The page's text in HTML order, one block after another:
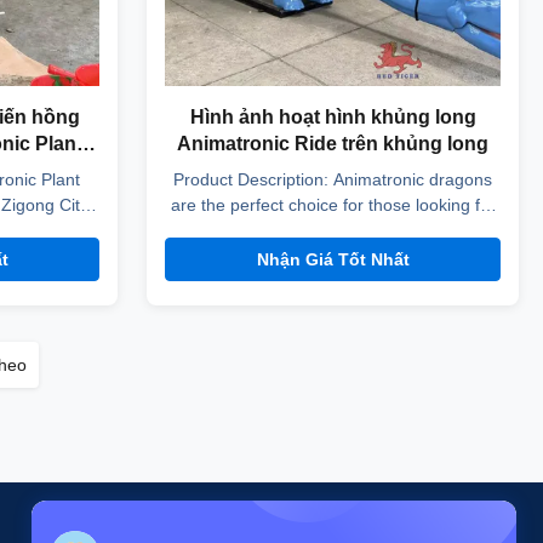
hồng
Plant
Plant
City
is
province,
...
Hình ảnh hoạt hình khủng long
Animatronic Ride trên khủng long
Product Description: Animatronic dragons
are the perfect choice for those looking for
These mechanical dragons are highly
customizable, allowing you to choose from
Nhận Giá Tốt Nhất